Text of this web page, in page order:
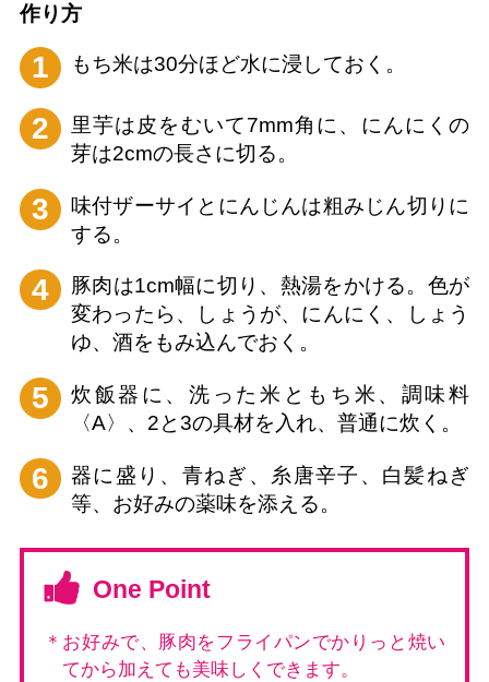
作り⽅
1 もち米は30分ほど水に浸しておく。
2
里芋は皮をむいて7mm角に、にんにくの
芽は2cmの長さに切る。
3
味付ザーサイとにんじんは粗みじん切りに
する。
4
豚肉は1cm幅に切り、熱湯をかける。色が
変わったら、しょうが、にんにく、しょう
ゆ、酒をもみ込んでおく。
5
炊飯器に、洗った米ともち米、調味料
〈A〉、2と3の具材を入れ、普通に炊く。
6
器に盛り、青ねぎ、糸唐辛子、白髪ねぎ
等、お好みの薬味を添える。
One Point
＊お好みで、豚肉をフライパンでかりっと焼い
てから加えても美味しくできます。